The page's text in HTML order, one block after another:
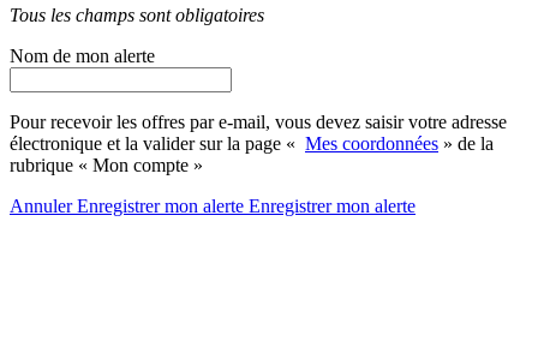
Tous les champs sont obligatoires
Nom de mon alerte
Pour recevoir les offres par e-mail, vous devez saisir votre adresse
électronique et la valider sur la page « Mes coordonnées » de la
rubrique « Mon compte »
AnnulerEnregistrer mon alerte Enregistrermon alerte